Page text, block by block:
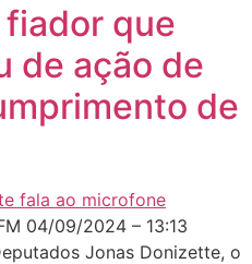
que
de ação de
de
04/09/2024 – 13:13
Jonas Donizette, o